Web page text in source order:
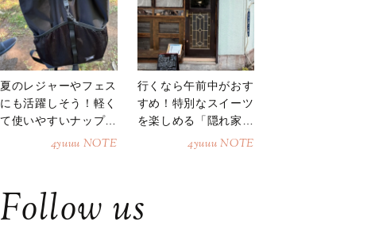
夏のレジャーやフェス
にも活躍しそう！軽く
て使いやすいナップサ
4yuuu NOTE
行くなら午前中がおす
すめ！特別なスイーツ
を楽しめる「隠れ家カ
4yuuu NOTE
Follow us